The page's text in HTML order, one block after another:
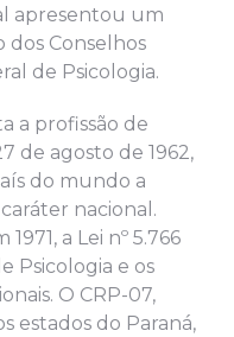
apresentou um
dos Conselhos
de Psicologia.
a profissão de
de agosto de 1962,
do mundo a
nacional.
a Lei nº 5.766
Psicologia e os
O CRP-07,
estados do Paraná,